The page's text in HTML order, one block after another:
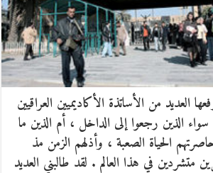
العديد من الأساتذة الأكاديميين العراقيين
سواء الذين رجعوا إلى الداخل ، أم الذين ما
الحياة الصعبة ، وأذلهم الزمن مذ
في هذا العالم . لقد طالبني العديد